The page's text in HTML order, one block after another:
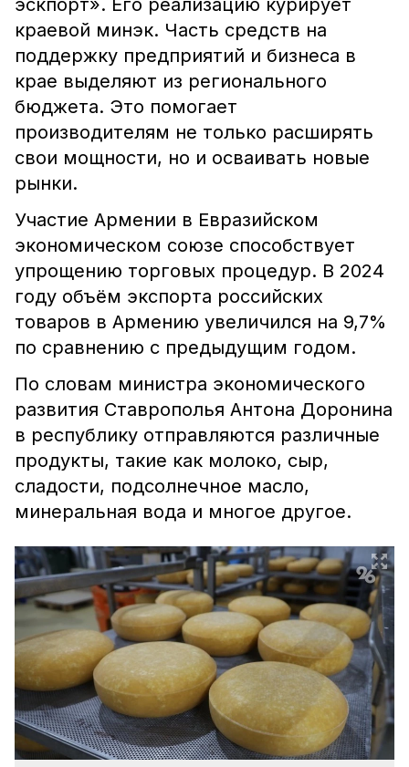
эскпорт». Его реализацию курирует
краевой минэк. Часть средств на
поддержку предприятий и бизнеса в
крае выделяют из регионального
бюджета. Это помогает
производителям не только расширять
свои мощности, но и осваивать новые
рынки.
Участие Армении в Евразийском
экономическом союзе способствует
упрощению торговых процедур. В 2024
году объём экспорта российских
товаров в Армению увеличился на 9,7%
по сравнению с предыдущим годом.
По словам министра экономического
развития Ставрополья Антона Доронина
в республику отправляются различные
продукты, такие как молоко, сыр,
сладости, подсолнечное масло,
минеральная вода и многое другое.